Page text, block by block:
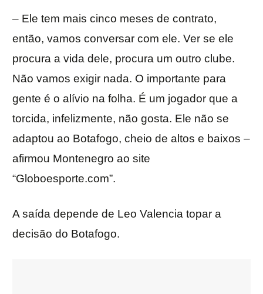
– Ele tem mais cinco meses de contrato,
então, vamos conversar com ele. Ver se ele
procura a vida dele, procura um outro clube.
Não vamos exigir nada. O importante para
gente é o alívio na folha. É um jogador que a
torcida, infelizmente, não gosta. Ele não se
adaptou ao Botafogo, cheio de altos e baixos –
afirmou Montenegro ao site
“Globoesporte.com”.
A saída depende de Leo Valencia topar a
decisão do Botafogo.